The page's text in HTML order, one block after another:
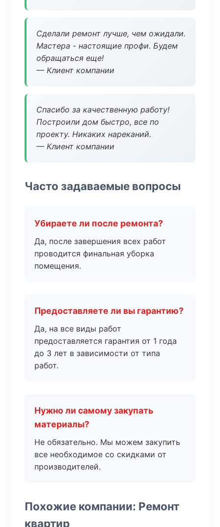
Сделали ремонт лучше, чем ожидали.
Мастера - настоящие профи. Будем
обращаться еще!
— Клиент компании
Спасибо за качественную работу!
Построили дом быстро, все по
проекту. Никаких нареканий.
— Клиент компании
Часто задаваемые вопросы
Убираете ли после ремонта?
Да, после завершения всех работ
проводится финальная уборка
помещения.
Предоставляете ли вы гарантию?
Да, на все виды работ
предоставляется гарантия от 1 года
до 3 лет в зависимости от типа
работ.
Нужно ли самому закупать
материалы?
Не обязательно. Мы можем закупить
все необходимое со скидками от
производителей.
Похожие компании: Ремонт
квартир